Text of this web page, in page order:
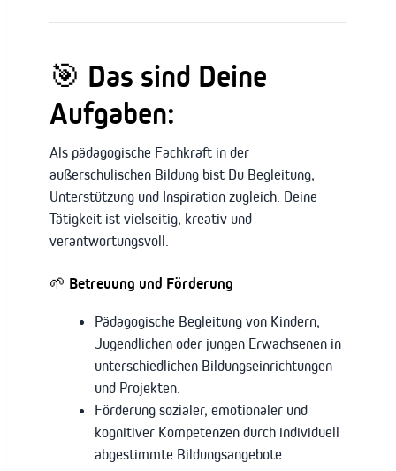
🎯 Das sind Deine
Aufgaben:
Als pädagogische Fachkraft in der
außerschulischen Bildung bist Du Begleitung,
Unterstützung und Inspiration zugleich. Deine
Tätigkeit ist vielseitig, kreativ und
verantwortungsvoll.
🌱 Betreuung und Förderung
Pädagogische Begleitung von Kindern,
Jugendlichen oder jungen Erwachsenen in
unterschiedlichen Bildungseinrichtungen
und Projekten.
Förderung sozialer, emotionaler und
kognitiver Kompetenzen durch individuell
abgestimmte Bildungsangebote.